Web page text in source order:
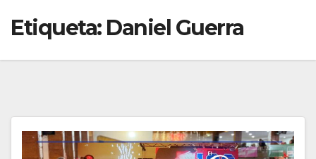
Etiqueta: Daniel Guerra